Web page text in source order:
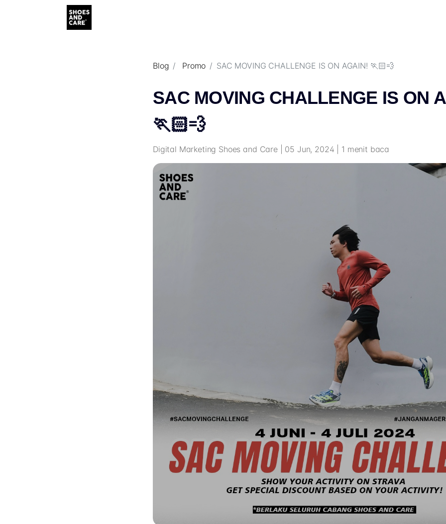
Blog Promo SAC MOVING CHALLENGE IS ON AGAIN! 🏃🏻💨
SAC MOVING CHALLENGE IS ON
🏃🏻💨
Digital Marketing Shoes and Care | 05 Jun, 2024 | 1 menit baca